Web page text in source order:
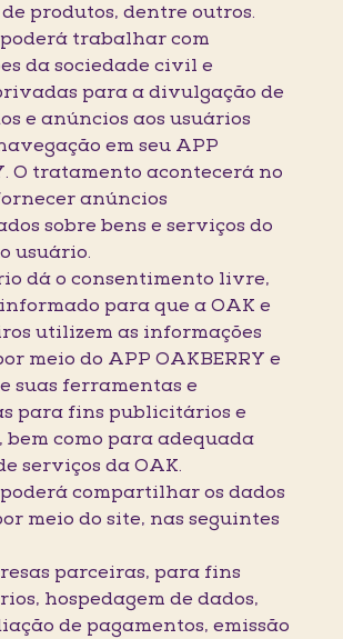
produtos, dentre outros.
poderá trabalhar com
da sociedade civil e
para a divulgação de
e anúncios aos usuários
em seu APP
O tratamento acontecerá no
anúncios
sobre bens e serviços do
usuário.
dá o consentimento livre,
para que a OAK e
utilizem as informações
meio do APP OAKBERRY e
suas ferramentas e
para fins publicitários e
bem como para adequada
serviços da OAK.
poderá compartilhar os dados
meio do site, nas seguintes
parceiras, para fins
hospedagem de dados,
de pagamentos, emissão